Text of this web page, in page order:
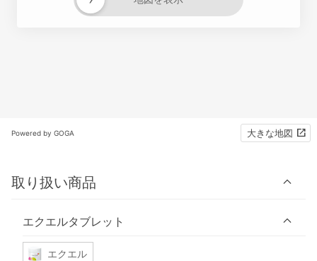
Powered by GOGA 大きな地図
取り扱い商品
エクエルタブレット
エクエル